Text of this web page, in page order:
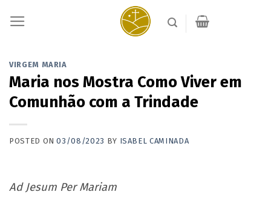
VIRGEM MARIA
Maria nos Mostra Como Viver em
Comunhão com a Trindade
POSTED ON03/08/2023 BY ISABEL CAMINADA
Ad Jesum Per Mariam